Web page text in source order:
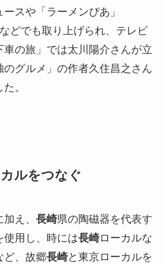
スや「ラーメンぴあ」
どでも取り上げられ、テレビ
の旅」では太川陽介さんが立
のグルメ」の作者久住昌之さん
。
ルをつなぐ
え、 長崎県の陶磁器を代表す
使用し、時には長崎ローカルな
ど、故郷長崎と東京ローカルを